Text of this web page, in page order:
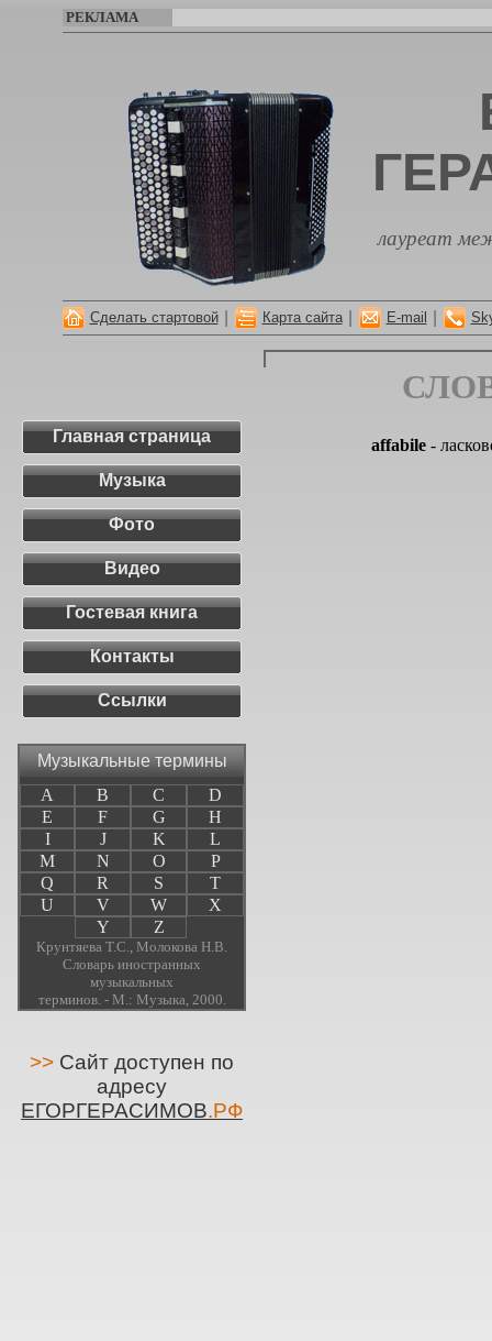
РЕКЛАМА
лауреат
Сделать стартовой Карта сайта E-mail
Главная страница
Музыка
Фото
Видео
Гостевая книга
Контакты
Ссылки
Музыкальные термины
A
B C
D
E
F G
H
I
J K
L
M
N O
P
Q
R S
T
U
V W
X
Y
Z
Крунтяева Т.С., Молокова Н.В.
Словарь иностранных
музыкальных
терминов. - М.: Музыка, 2000.
>> Сайт доступен по
адресу
ЕГОРГЕРАСИМОВ.РФ
affabile-